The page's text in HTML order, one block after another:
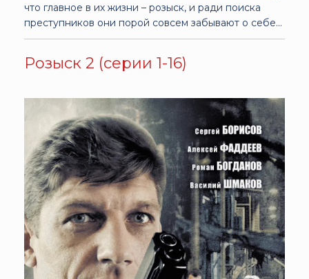
что главное в их жизни – розыск, и ради поиска
преступников они порой совсем забывают о себе...
Розыск 2 (серии 1-16)